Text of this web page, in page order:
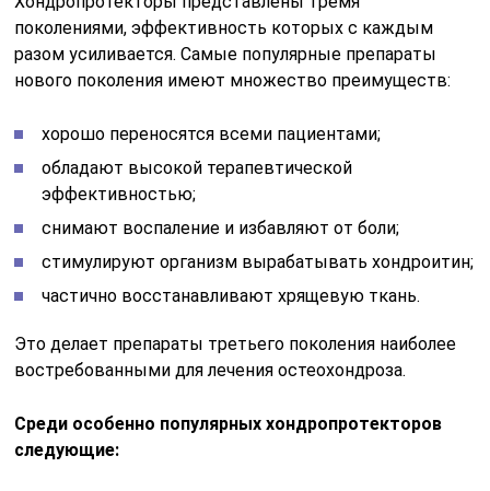
поколениями, эффективность которых с каждым
разом усиливается. Самые популярные препараты
нового поколения имеют множество преимуществ:
хорошо переносятся всеми пациентами;
обладают высокой терапевтической
эффективностью;
снимают воспаление и избавляют от боли;
стимулируют организм вырабатывать хондроитин;
частично восстанавливают хрящевую ткань.
Это делает препараты третьего поколения наиболее
востребованными для лечения остеохондроза.
Среди особенно популярных хондропротекторов
следующие: